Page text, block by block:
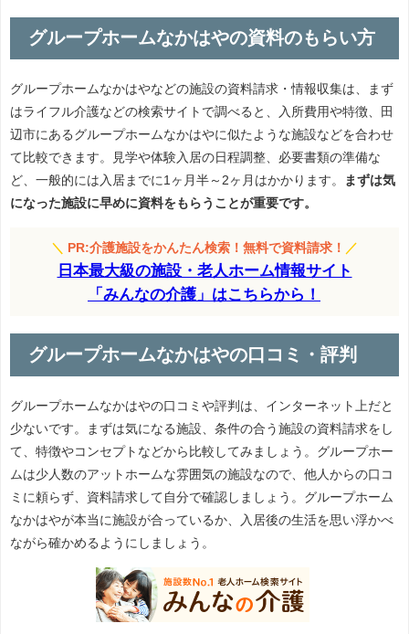
グループホームなかはやの資料のもらい方
グループホームなかはやなどの施設の資料請求・情報収集は、まず
はライフル介護などの検索サイトで調べると、入所費用や特徴、田
辺市にあるグループホームなかはやに似たような施設などを合わせ
て比較できます。見学や体験入居の日程調整、必要書類の準備な
ど、一般的には入居までに1ヶ月半～2ヶ月はかかります。
まずは気
になった施設に早めに資料をもらうことが重要です。
＼ PR:介護施設をかんたん検索！無料で資料請求！ ／
日本最大級の施設・老人ホーム情報サイト
「みんなの介護」はこちらから！
グループホームなかはやの口コミ・評判
グループホームなかはやの口コミや評判は、インターネット上だと
少ないです。まずは気になる施設、条件の合う施設の資料請求をし
て、特徴やコンセプトなどから比較してみましょう。グループホー
ムは少人数のアットホームな雰囲気の施設なので、他人からの口コ
ミに頼らず、資料請求して自分で確認しましょう。グループホーム
なかはやが本当に施設が合っているか、入居後の生活を思い浮かべ
ながら確かめるようにしましょう。